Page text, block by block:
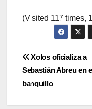
(Visited 117 times,
de
entradas
Xolos oficializa a
Sebastián Abreu en
banquillo